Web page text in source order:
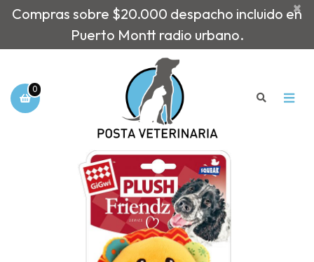
Compras sobre $20.000 despacho incluido en
Puerto Montt radio urbano.
×
0